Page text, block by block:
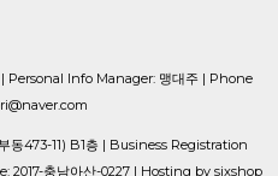
Personal Info Manager: 맹대주 | Phone
동473-11) B1층 | Business Registration
2017-충남아산-0227 | Hosting by sixshop